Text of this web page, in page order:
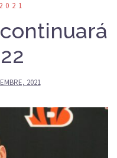
2021